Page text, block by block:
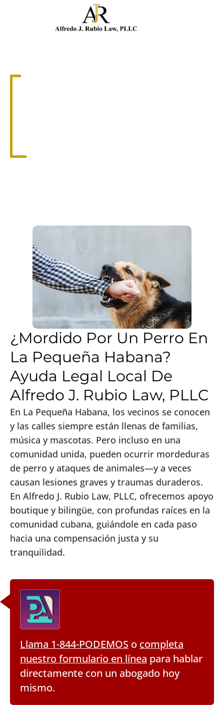
¿Mordido Por Un Perro En
La Pequeña Habana?
Ayuda Legal Local De
Alfredo J. Rubio Law, PLLC
En La Pequeña Habana, los vecinos se conocen
y las calles siempre están llenas de familias,
música y mascotas. Pero incluso en una
comunidad unida, pueden ocurrir mordeduras
de perro y ataques de animales—y a veces
causan lesiones graves y traumas duraderos.
En Alfredo J. Rubio Law, PLLC, ofrecemos apoyo
boutique y bilingüe, con profundas raíces en la
comunidad cubana, guiándole en cada paso
hacia una compensación justa y su
tranquilidad.
Llama 1-844-PODEMOS o completa
nuestro formulario en línea para hablar
directamente con un abogado hoy
mismo.